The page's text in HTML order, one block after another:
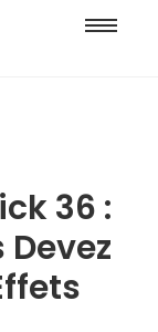
36 :
Devez